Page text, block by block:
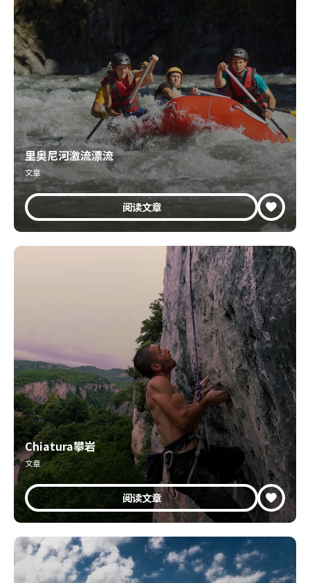
里奥尼河激流漂流
文章
阅读文章
Chiatura攀岩
文章
阅读文章